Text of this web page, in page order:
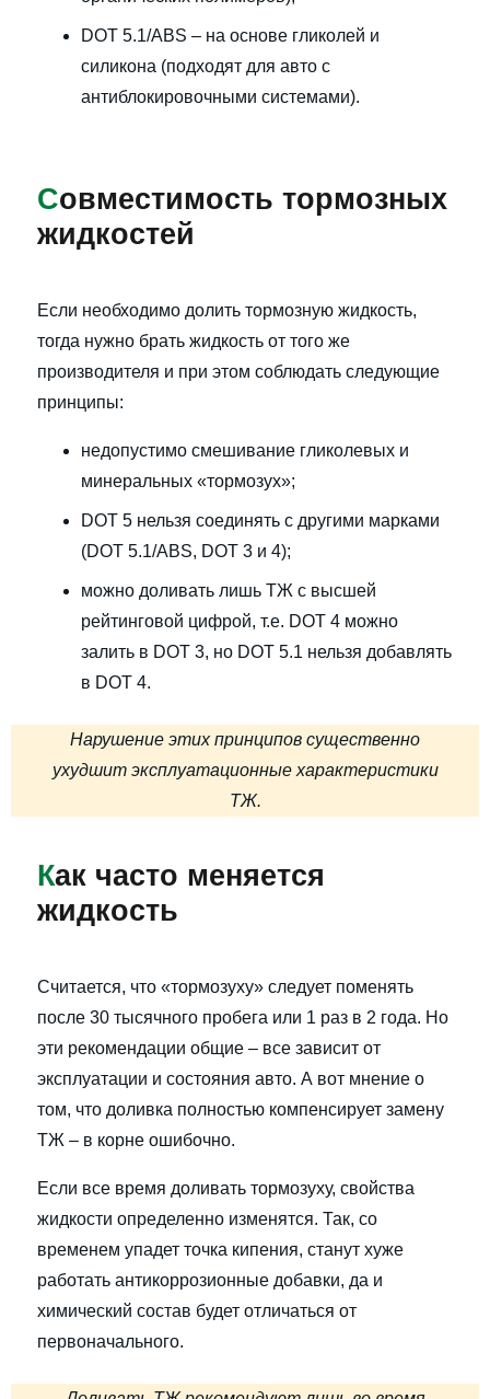
DOT 5.1/ABS – на основе гликолей и
силикона (подходят для авто с
антиблокировочными системами).
Совместимость тормозных
жидкостей
Если необходимо долить тормозную жидкость,
тогда нужно брать жидкость от того же
производителя и при этом соблюдать следующие
принципы:
недопустимо смешивание гликолевых и
минеральных «тормозух»;
DOT 5 нельзя соединять с другими марками
(DOT 5.1/ABS, DOT 3 и 4);
можно доливать лишь ТЖ с высшей
рейтинговой цифрой, т.е. DOT 4 можно
залить в DOT 3, но DOT 5.1 нельзя добавлять
в DOT 4.
Нарушение этих принципов существенно
ухудшит эксплуатационные характеристики
ТЖ.
Как часто меняется
жидкость
Считается, что «тормозуху» следует поменять
после 30 тысячного пробега или 1 раз в 2 года. Но
эти рекомендации общие – все зависит от
эксплуатации и состояния авто. А вот мнение о
том, что доливка полностью компенсирует замену
ТЖ – в корне ошибочно.
Если все время доливать тормозуху, свойства
жидкости определенно изменятся. Так, со
временем упадет точка кипения, станут хуже
работать антикоррозионные добавки, да и
химический состав будет отличаться от
первоначального.